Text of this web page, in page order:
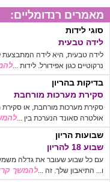
מאמרים רנדומליים:
סוגי לידות
לידה טבעית
לידה טבעית, היא לידה המתבצעת
נרקוטיים כגון אפידורל. לידות ...
בדיקות בהריון
סקירת מערכות מורחבת
סקירת מערכות מורחבת, או
אולטרה סאונד הנערכת בין ...
שבועות הריון
שבוע 18 להריון
עם כל שבוע שעובר את גדלה
ו... התיאבון שלך. זה ...להמשך